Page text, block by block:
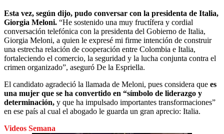
Esta vez, según dijo, pudo conversar con la presidenta de Italia,
Giorgia Meloni. “He sostenido una muy fructífera y cordial
conversación telefónica con la presidenta del Gobierno de Italia,
Giorgia Meloni, a quien le expresé mi firme intención de construir
una estrecha relación de cooperación entre Colombia e Italia,
fortaleciendo el comercio, la seguridad y la lucha conjunta contra el
crimen organizado”, aseguró De la Espriella.
El candidato agradeció la llamada de Meloni, pues considera que es
una mujer que se ha convertido en “símbolo de liderazgo y
determinación, y que ha impulsado importantes transformaciones”
en ese país al cual el abogado le guarda un gran aprecio: Italia.
Videos Semana